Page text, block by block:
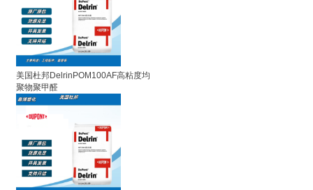
美国杜邦DelrinPOM100AF高粘度均
聚物聚甲醛